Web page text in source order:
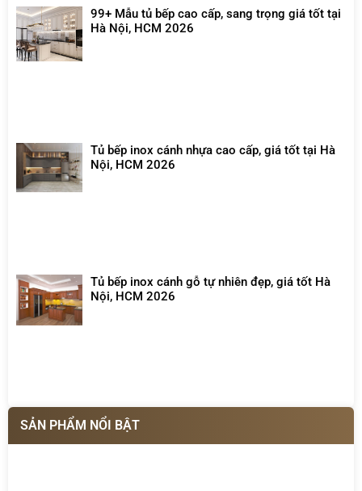
99+ Mẫu tủ bếp cao cấp, sang trọng giá tốt tại
Hà Nội, HCM 2026
Tủ bếp inox cánh nhựa cao cấp, giá tốt tại Hà
Nội, HCM 2026
Tủ bếp inox cánh gỗ tự nhiên đẹp, giá tốt Hà
Nội, HCM 2026
SẢN PHẨM NỔI BẬT